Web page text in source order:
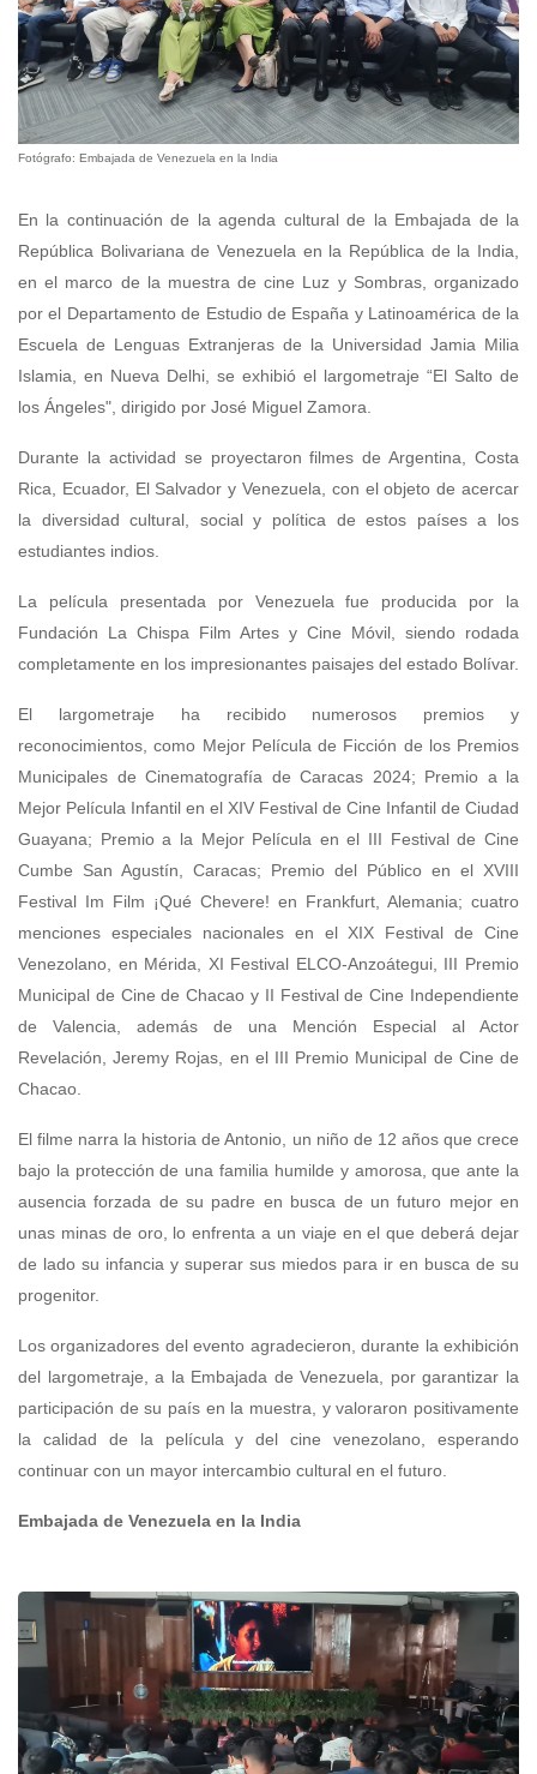
Fotógrafo: Embajada de Venezuela en la India
En la continuación de la agenda cultural de la Embajada de la
República Bolivariana de Venezuela en la República de la India,
en el marco de la muestra de cine Luz y Sombras, organizado
por el Departamento de Estudio de España y Latinoamérica de la
Escuela de Lenguas Extranjeras de la Universidad Jamia Milia
Islamia, en Nueva Delhi, se exhibió el largometraje “El Salto de
los Ángeles", dirigido por José Miguel Zamora.
Durante la actividad se proyectaron filmes de Argentina, Costa
Rica, Ecuador, El Salvador y Venezuela, con el objeto de acercar
la diversidad cultural, social y política de estos países a los
estudiantes indios.
La película presentada por Venezuela fue producida por la
Fundación La Chispa Film Artes y Cine Móvil, siendo rodada
completamente en los impresionantes paisajes del estado Bolívar.
El largometraje ha recibido numerosos premios y
reconocimientos, como Mejor Película de Ficción de los Premios
Municipales de Cinematografía de Caracas 2024; Premio a la
Mejor Película Infantil en el XIV Festival de Cine Infantil de Ciudad
Guayana; Premio a la Mejor Película en el III Festival de Cine
Cumbe San Agustín, Caracas; Premio del Público en el XVIII
Festival Im Film ¡Qué Chevere! en Frankfurt, Alemania; ​​cuatro
menciones especiales nacionales en el XIX Festival de Cine
Venezolano, en Mérida, XI Festival ELCO-Anzoátegui, III Premio
Municipal de Cine de Chacao y II Festival de Cine Independiente
de Valencia, además de una ​​Mención Especial al Actor
Revelación, Jeremy Rojas, en el III Premio Municipal de Cine de
Chacao.
El filme narra la historia de Antonio, un niño de 12 años que crece
bajo la protección de una familia humilde y amorosa, que ante la
ausencia forzada de su padre en busca de un futuro mejor en
unas minas de oro, lo enfrenta a un viaje en el que deberá dejar
de lado su infancia y superar sus miedos para ir en busca de su
progenitor.
Los organizadores del evento agradecieron, durante la exhibición
del largometraje, a la Embajada de Venezuela, por garantizar la
participación de su país en la muestra, y valoraron positivamente
la calidad de la película y del cine venezolano, esperando
continuar con un mayor intercambio cultural en el futuro.
Embajada de Venezuela en la India